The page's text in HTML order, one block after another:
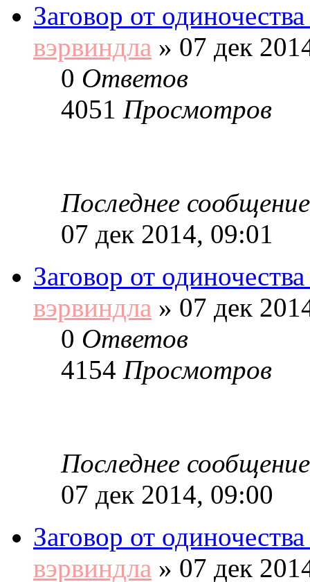
Заговор от
вэрвиндла » 07 дек
0 Ответов
4051 Просмотров
Последнее сообщение
07 дек 2014, 09:01
Заговор от
вэрвиндла » 07 дек
0 Ответов
4154 Просмотров
Последнее сообщение
07 дек 2014, 09:00
Заговор от
вэрвиндла » 07 дек